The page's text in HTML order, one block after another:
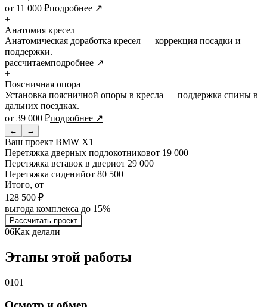
от 11 000 ₽подробнее ↗
+
Анатомия кресел
Анатомическая доработка кресел — коррекция посадки и
поддержки.
рассчитаемподробнее ↗
+
Поясничная опора
Установка поясничной опоры в кресла — поддержка спины в
дальних поездках.
от 39 000 ₽подробнее ↗
← →
Ваш проект BMW X1
Перетяжка дверных подлокотниковот 19 000
Перетяжка вставок в двериот 29 000
Перетяжка сиденийот 80 500
Итого, от
128 500 ₽
выгода комплекса до 15%
Рассчитать проект
06Как делали
Этапы этой работы
0101